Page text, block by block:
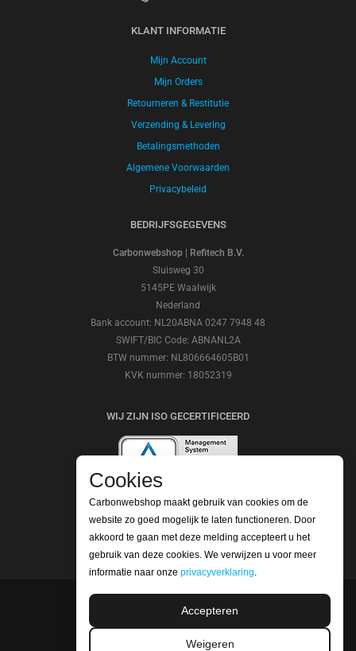
KLANT INFORMATIE
Mijn Account
Mijn Orders
Retourneren & Restitutie
Verzending & Levering
Betalingsmethoden
Algemene Voorwaarden
Privacybeleid
BEDRIJFSGEGEVENS
Carbonwebshop | Refitech B.V.
Sluisweg 30
5145PE Waalwijk
Nederland
Bank account: NL20ABNA 0247 7948 48
SWIFT/BIC Code: ABNANL2A
BTW nummer: NL806664605B01
KVK nummer: 18052319
WIJ ZIJN ISO GECERTIFICEERD
BEKIJK ONZE REVIEWS
©2026 Carbonwebshop
Telefoonnummer: +31 (0) 416 561365 | Email:
Cookies
Carbonwebshop maakt gebruik van cookies om de
website zo goed mogelijk te laten functioneren. Door
akkoord te gaan met deze melding accepteert u het
gebruik van deze cookies. We verwijzen u voor meer
informatie naar onze privacyverklaring.
Accepteren
Weigeren